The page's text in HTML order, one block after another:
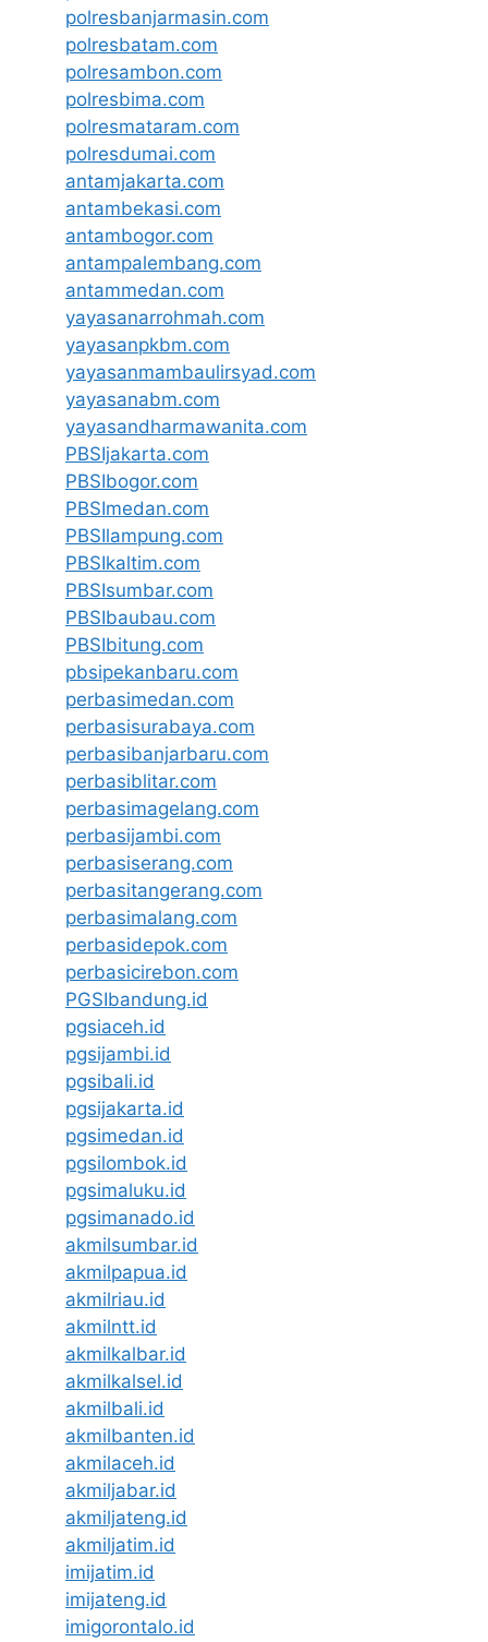
polresbanjarmasin.com
polresbatam.com
polresambon.com
polresbima.com
polresmataram.com
polresdumai.com
antamjakarta.com
antambekasi.com
antambogor.com
antampalembang.com
antammedan.com
yayasanarrohmah.com
yayasanpkbm.com
yayasanmambaulirsyad.com
yayasanabm.com
yayasandharmawanita.com
PBSIjakarta.com
PBSIbogor.com
PBSImedan.com
PBSIlampung.com
PBSIkaltim.com
PBSIsumbar.com
PBSIbaubau.com
PBSIbitung.com
pbsipekanbaru.com
perbasimedan.com
perbasisurabaya.com
perbasibanjarbaru.com
perbasiblitar.com
perbasimagelang.com
perbasijambi.com
perbasiserang.com
perbasitangerang.com
perbasimalang.com
perbasidepok.com
perbasicirebon.com
PGSIbandung.id
pgsiaceh.id
pgsijambi.id
pgsibali.id
pgsijakarta.id
pgsimedan.id
pgsilombok.id
pgsimaluku.id
pgsimanado.id
akmilsumbar.id
akmilpapua.id
akmilriau.id
akmilntt.id
akmilkalbar.id
akmilkalsel.id
akmilbali.id
akmilbanten.id
akmilaceh.id
akmiljabar.id
akmiljateng.id
akmiljatim.id
imijatim.id
imijateng.id
imigorontalo.id